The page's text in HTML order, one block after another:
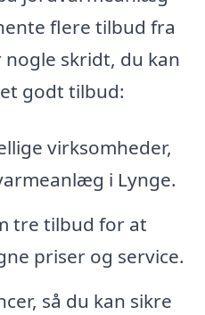
flere tilbud fra
skridt, du kan
godt tilbud:
virksomheder,
i Lynge.
tre tilbud for at
priser og service.
så du kan sikre